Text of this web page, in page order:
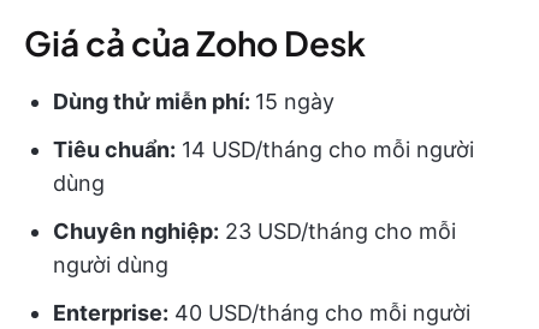
Giá cả của Zoho Desk
Dùng thử miễn phí: 15 ngày
Tiêu chuẩn: 14 USD/tháng cho mỗi người
dùng
Chuyên nghiệp: 23 USD/tháng cho mỗi
người dùng
Enterprise: 40 USD/tháng cho mỗi người